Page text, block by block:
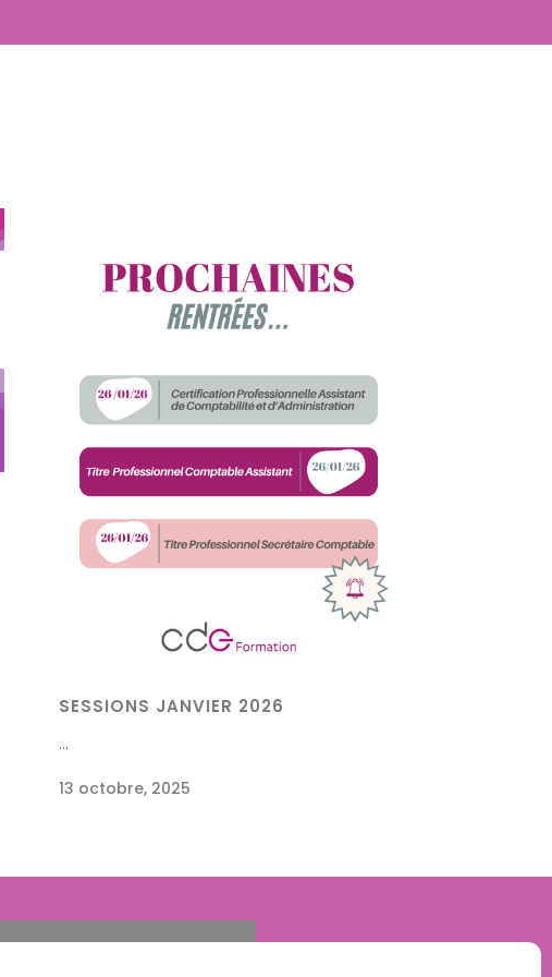
SESSIONS JANVIER 2026
...
13 octobre, 2025
AU 04 77 24 91 41